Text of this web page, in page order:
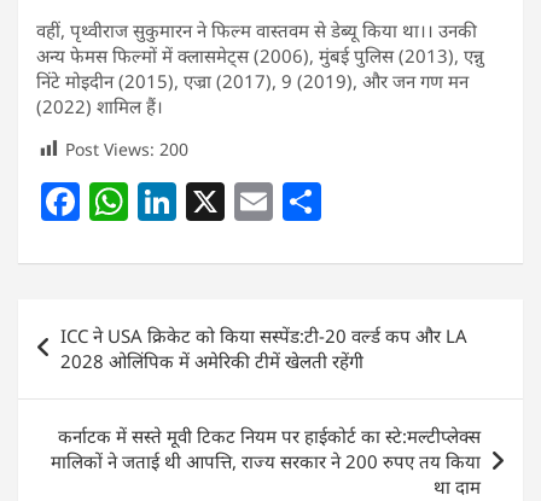
वहीं, पृथ्वीराज सुकुमारन ने फिल्म वास्तवम से डेब्यू किया था।। उनकी
अन्य फेमस फिल्मों में क्लासमेट्स (2006), मुंबई पुलिस (2013), एन्नु
निंटे मोइदीन (2015), एज्रा (2017), 9 (2019), और जन गण मन
(2022) शामिल हैं।
Post Views: 200
F
c
e
b
o
o
k
W
at
s
A
p
p
Li
k
e
dI
n
X E
ai
l
ar
e
navigation
ICC ने USA क्रिकेट को किया सस्पेंड:टी-20 वर्ल्ड कप और LA
2028 ओलिंपिक में अमेरिकी टीमें खेलती रहेंगी
कर्नाटक में सस्ते मूवी टिकट नियम पर हाईकोर्ट का स्टे:मल्टीप्लेक्स
मालिकों ने जताई थी आपत्ति, राज्य सरकार ने 200 रुपए तय किया
था दाम